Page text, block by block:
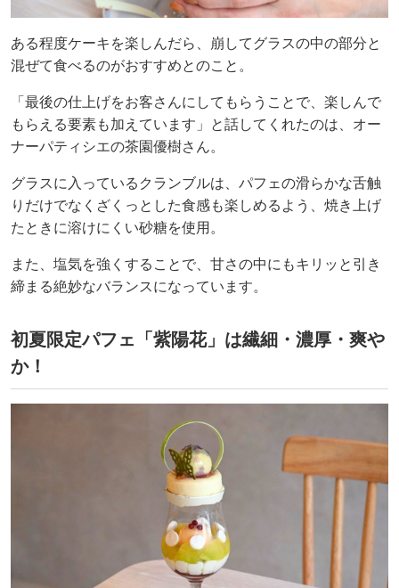
ある程度ケーキを楽しんだら、崩してグラスの中の部分と
混ぜて食べるのがおすすめとのこと。
「最後の仕上げをお客さんにしてもらうことで、楽しんで
もらえる要素も加えています」と話してくれたのは、オー
ナーパティシエの茶園優樹さん。
グラスに入っているクランブルは、パフェの滑らかな舌触
りだけでなくざくっとした食感も楽しめるよう、焼き上げ
たときに溶けにくい砂糖を使用。
また、塩気を強くすることで、甘さの中にもキリッと引き
締まる絶妙なバランスになっています。
初夏限定パフェ「紫陽花」は繊細・濃厚・爽や
か！